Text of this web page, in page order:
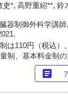
*, 高野重紹**,
器制御外科学講
は110円（税込）
制、基本料金制の
article